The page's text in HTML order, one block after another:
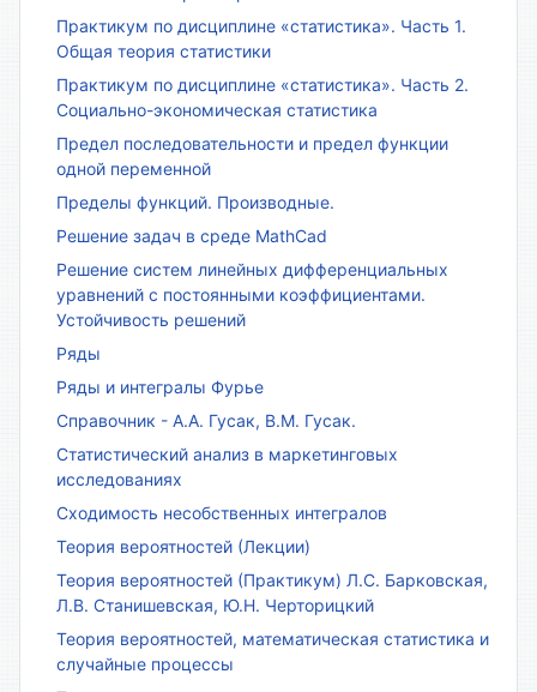
Практикум по дисциплине «статистика». Часть 1.
Общая теория статистики
Практикум по дисциплине «статистика». Часть 2.
Социально-экономическая статистика
Предел последовательности и предел функции
одной переменной
Пределы функций. Производные.
Решение задач в среде MathCad
Решение систем линейных дифференциальных
уравнений с постоянными коэффициентами.
Устойчивость решений
Ряды
Ряды и интегралы Фурье
Справочник - А.А. Гусак, В.М. Гусак.
Статистический анализ в маркетинговых
исследованиях
Сходимость несобственных интегралов
Теория вероятностей (Лекции)
Теория вероятностей (Практикум) Л.С. Барковская,
Л.В. Станишевская, Ю.Н. Черторицкий
Теория вероятностей, математическая статистика и
случайные процессы